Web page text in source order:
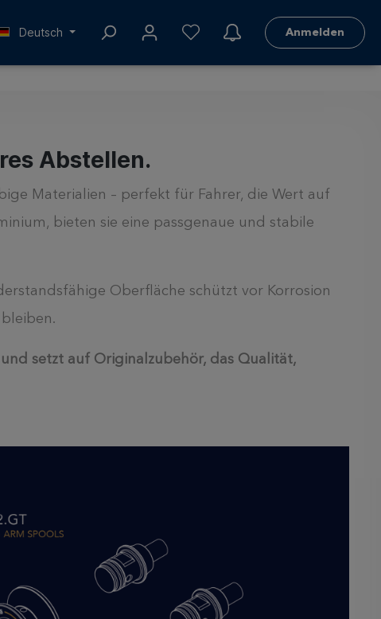
Deutsch Anmelden
Abstellen.
Materialien – perfekt für Fahrer, die Wert auf
bieten sie eine passgenaue und stabile
Oberfläche schützt vor Korrosion
setzt auf Originalzubehör, das Qualität,